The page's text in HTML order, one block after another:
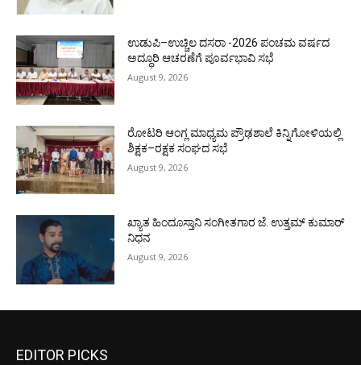
ಉಡುಪಿ–ಉಚ್ಚಿಲ ದಸರಾ -2026 ಪಂಚಮ ವರ್ಷದ
ಅದ್ಧೂರಿ ಆಚರಣೆಗೆ ಪೂರ್ವಭಾವಿ ಸಭೆ
August 9, 2026
ರೋಟರಿ ಆಂಗ್ಲ ಮಾಧ್ಯಮ ಪ್ರೌಢಶಾಲೆ ಕಿನ್ನಿಗೋಳಿಯಲ್ಲಿ
ಶಿಕ್ಷಕ–ರಕ್ಷಕ ಸಂಘದ ಸಭೆ
August 9, 2026
ಖ್ಯಾತ ಹಿಂದೂಸ್ತಾನಿ ಸಂಗೀತಗಾರ ಜೆ. ಉತ್ತಮ್ ಕುಮಾರ್
ನಿಧನ
August 9, 2026
EDITOR PICKS